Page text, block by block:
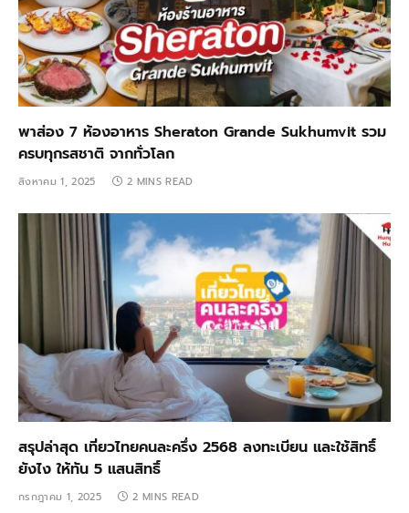
พาส่อง 7 ห้องอาหาร Sheraton Grande Sukhumvit รวม
ครบทุกรสชาติ จากทั่วโลก
สิงหาคม 1, 2025 2 MINS READ
สรุปล่าสุด เที่ยวไทยคนละครึ่ง 2568 ลงทะเบียน และใช้สิทธิ์
ยังไง ให้ทัน 5 แสนสิทธิ์
กรกฎาคม 1, 2025 2 MINS READ